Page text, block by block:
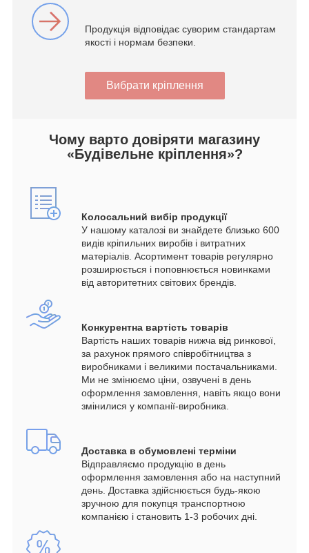
Продукція відповідає суворим стандартам
якості і нормам безпеки.
Вибрати кріплення
Чому варто довіряти магазину
«Будівельне кріплення»?
Колосальний вибір продукції
У нашому каталозі ви знайдете близько 600
видів кріпильних виробів і витратних
матеріалів. Асортимент товарів регулярно
розширюється і поповнюється новинками
від авторитетних світових брендів.
Конкурентна вартість товарів
Вартість наших товарів нижча від ринкової,
за рахунок прямого співробітництва з
виробниками і великими постачальниками.
Ми не змінюємо ціни, озвучені в день
оформлення замовлення, навіть якщо вони
змінилися у компанії-виробника.
Доставка в обумовлені терміни
Відправляємо продукцію в день
оформлення замовлення або на наступний
день. Доставка здійснюється будь-якою
зручною для покупця транспортною
компанією і становить 1-3 робочих дні.